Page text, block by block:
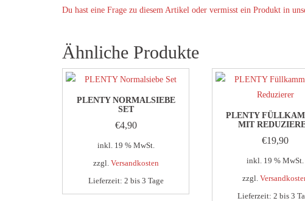
Du hast eine Frage zu diesem Artikel oder vermisst ein Produkt in
Ähnliche Produkte
PLENTY NORMALSIEBE
SET
€4,90
inkl. 19 % MwSt.
zzgl. Versandkosten
Lieferzeit: 2 bis 3 Tage
PLENTY
MIT
€19,90
inkl. 19 % MwSt.
zzgl.
Lieferzeit:2 bis 3